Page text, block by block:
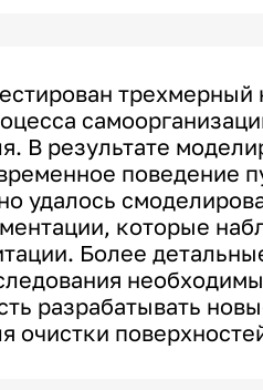
В результате
поведение
удалось
которые
Более
разрабатывать
очистки